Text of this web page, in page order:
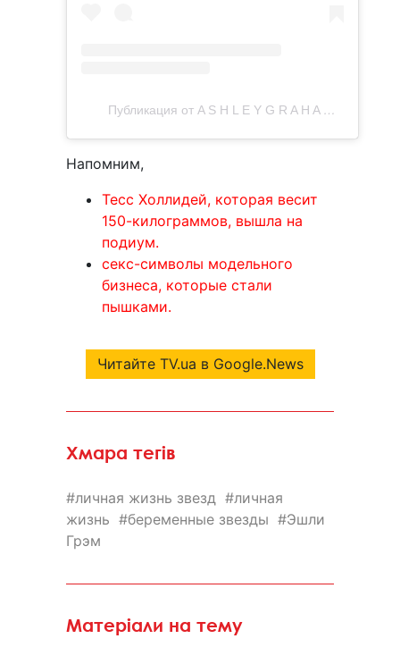
Публикация от A S H L E Y G R A H A M (@ashleygraham)
Напомним,
Тесс Холлидей, которая весит
150-килограммов, вышла на
подиум.
секс-символы модельного
бизнеса, которые стали
пышками.
Читайте TV.ua в Google.News
Хмара тегів
личная жизнь звезд
личная
жизнь
беременные звезды
Эшли
Грэм
Матеріали на тему